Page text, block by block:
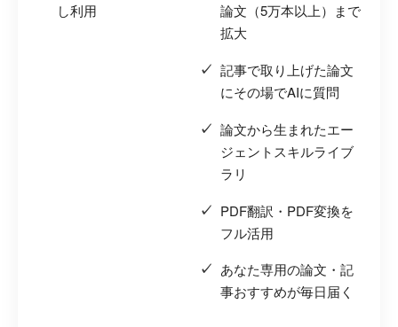
し利用
論文（5万本以上）まで
拡大
記事で取り上げた論文
にその場でAIに質問
論文から生まれたエー
ジェントスキルライブ
ラリ
PDF翻訳・PDF変換を
フル活用
あなた専用の論文・記
事おすすめが毎日届く